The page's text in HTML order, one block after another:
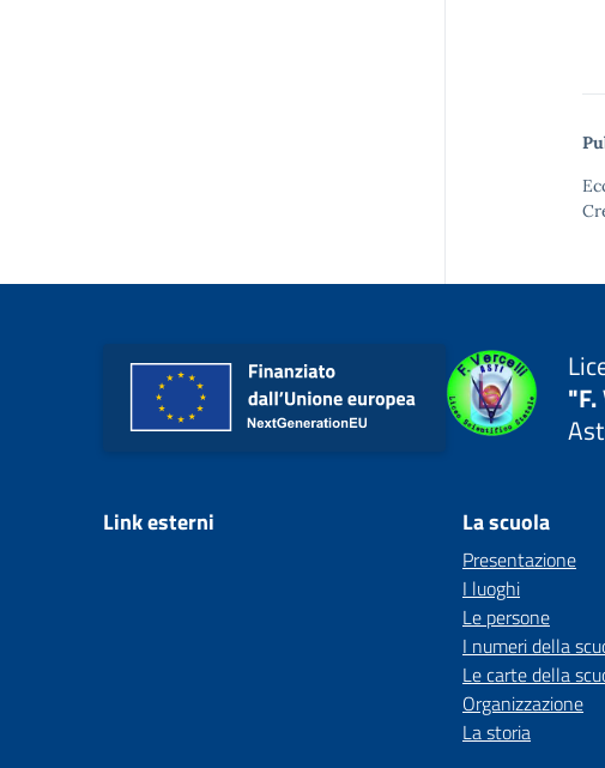
Link esterni La scuola
Presentazione
I luoghi
Le persone
I numeri della
Le carte della
Organizzazione
La storia